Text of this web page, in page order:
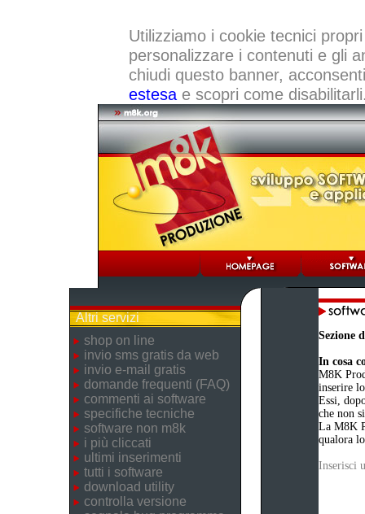
Utilizziamo i cookie tecnici
personalizzare i contenuti e gli
chiudi questo banner,
estesae scopri come
Altri servizi
shop on line
invio sms gratis da web
invio e-mail gratis
domande frequenti (FAQ)
commenti ai software
specifiche tecniche
software non m8k
i più cliccati
ultimi inserimenti
tutti i software
download utility
controlla versione
Sezione
In cosa
M8K
inserire
Essi,
che non
La M8K
qualora
Inserisci